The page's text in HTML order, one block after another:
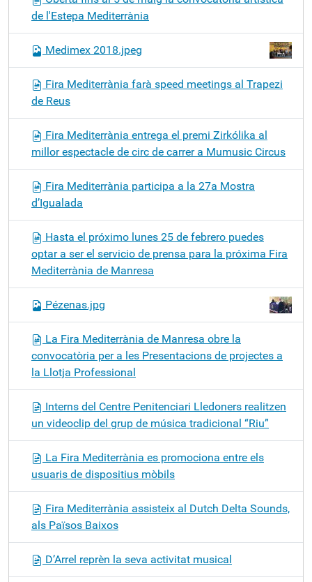
de l'Estepa Mediterrània
Medimex 2018.jpeg
Fira Mediterrània farà speed meetings al Trapezi
de Reus
Fira Mediterrània entrega el premi Zirkólika al
millor espectacle de circ de carrer a Mumusic Circus
Fira Mediterrània participa a la 27a Mostra
d’Igualada
Hasta el próximo lunes 25 de febrero puedes
optar a ser el servicio de prensa para la próxima Fira
Mediterrània de Manresa
Pézenas.jpg
La Fira Mediterrània de Manresa obre la
convocatòria per a les Presentacions de projectes a
la Llotja Professional
Interns del Centre Penitenciari Lledoners realitzen
un videoclip del grup de música tradicional “Riu”
La Fira Mediterrània es promociona entre els
usuaris de dispositius mòbils
Fira Mediterrània assisteix al Dutch Delta Sounds,
als Països Baixos
D’Arrel reprèn la seva activitat musical